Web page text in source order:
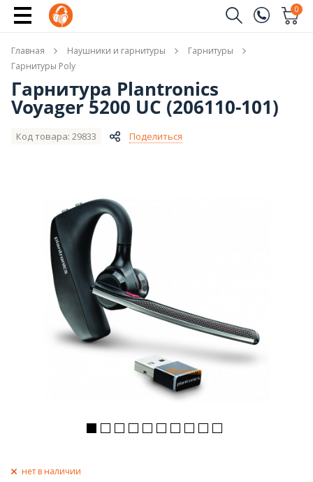
(096)
(044)
0
Имя
Телефон
Главная Наушники и гарнитуры
Гарнитуры
Гарнитуры Poly
Гарнитура Plantronics
Voyager 5200 UC (206110-101)
Код товара: 29833 Поделиться
нет в наличии
Сообщить о поступлении